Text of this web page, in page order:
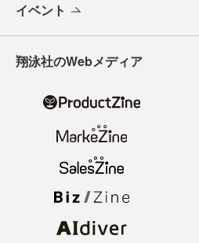
イベント
翔泳社のWebメディア